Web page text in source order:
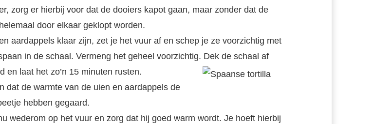
zorg er hierbij voor dat de dooiers kapot gaan, maar zonder dat de
door elkaar geklopt worden.
aardappels klaar zijn, zet je het vuur af en schep je ze voorzichtig met
in de schaal. Vermeng het geheel voorzichtig. Dek de schaal af
en laat het zo’n 15 minuten rusten.
dat de warmte van de uien en aardappels de
hebben gegaard.
wederom op het vuur en zorg dat hij goed warm wordt. Je hoeft hierbij